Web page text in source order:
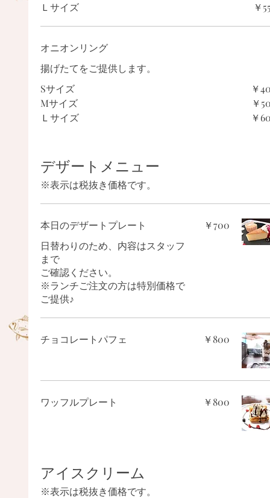
Ｌサイズ
￥
オニオンリング
揚げたてをご提供します。
Sサイズ
￥
Мサイズ
￥
Ｌサイズ
￥
デザートメニュー
※表示は税抜き価格です。
本日のデザートプレート
日替わりのため、内容はスタッフ
まで
ご確認ください。
※ランチご注文の方は特別価格で
ご提供♪
￥700
チョコレートパフェ ￥800
ワッフルプレート ￥800
アイスクリーム
※表示は税抜き価格です。